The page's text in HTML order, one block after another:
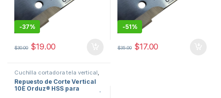
-37%
$30.00 $19.00
-51%
$35.00 $17.00
Cuchilla cortadora tela vertical,
repuestos de maquinas de
coser
Repuesto de Corte Vertical
10E Orduz® HSS para